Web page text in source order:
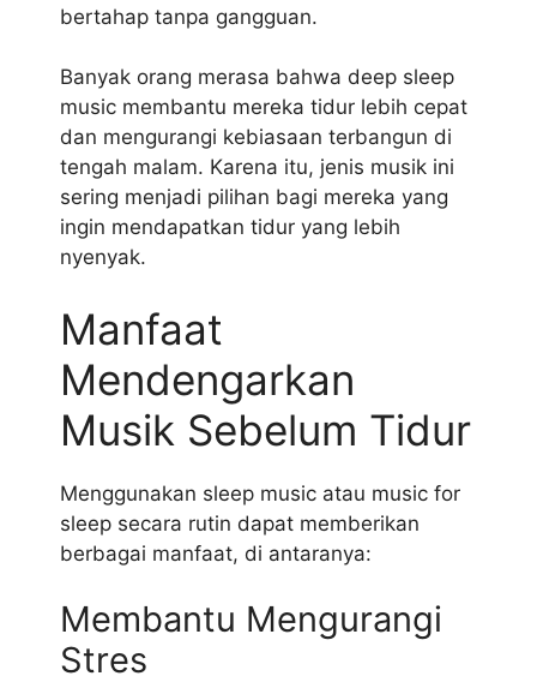
bertahap tanpa gangguan.
Banyak orang merasa bahwa deep sleep
music membantu mereka tidur lebih cepat
dan mengurangi kebiasaan terbangun di
tengah malam. Karena itu, jenis musik ini
sering menjadi pilihan bagi mereka yang
ingin mendapatkan tidur yang lebih
nyenyak.
Manfaat
Mendengarkan
Musik Sebelum Tidur
Menggunakan sleep music atau music for
sleep secara rutin dapat memberikan
berbagai manfaat, di antaranya:
Membantu Mengurangi
Stres